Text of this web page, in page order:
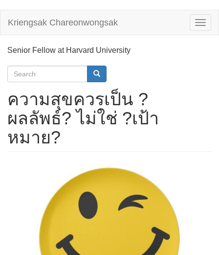
main
Kriengsak Chareonwongsak
Senior Fellow at Harvard University
Search
ความสุขควรเป็น ?
ผลลัพธ์? ไม่ใช่ ?เป้า
หมาย?